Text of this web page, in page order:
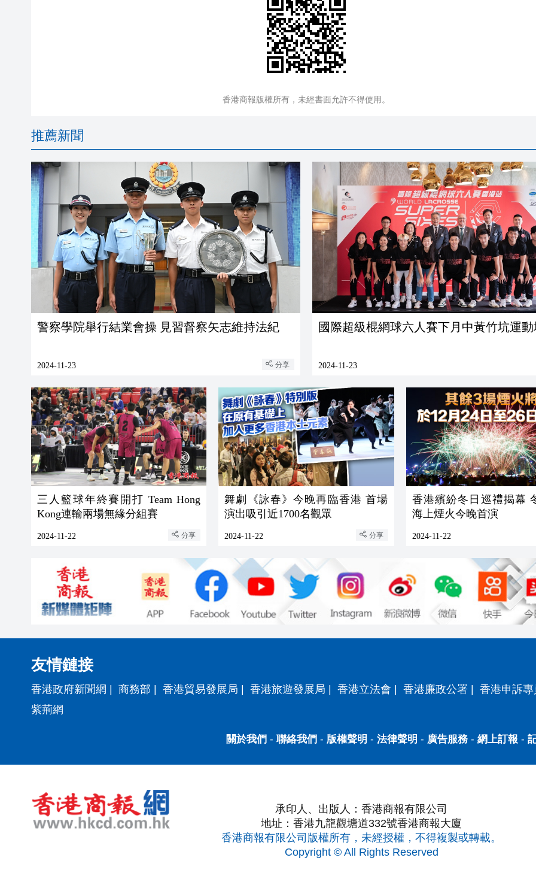
香港商報版權所有，未經書面允許不得使用。
推薦新聞
警察學院舉行結業會操 見習督察矢志維持法紀
2024-11-23 分享
國際超級棍網球六人賽下月中黃竹坑運
2024-11-23
三人籃球年終賽開打 Team Hong
Kong連輸兩場無緣分組賽
2024-11-22 分享
舞劇《詠春》今晚再臨香港 首場
演出吸引近1700名觀眾
2024-11-22 分享
香港繽紛冬日巡禮揭幕
海上煙火今晚首演
2024-11-22
友情鏈接
香港政府新聞網 商務部 香港貿易發展局 香港旅遊發展局 香港立法會 香港廉政公署
香港申訴
紫荊網
關於我們 - 聯絡我們 - 版權聲明 - 法律聲明 - 廣告服務- 網上訂報 -
承印人、出版人：香港商報有限公司
地址：香港九龍觀塘道332號香港商報大廈
香港商報有限公司版權所有，未經授權，不得複製或轉載。
Copyright © All Rights Reserved